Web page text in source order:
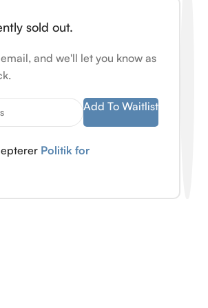
sold out.
and we'll let you know as
Add To Waitlist
Politik for